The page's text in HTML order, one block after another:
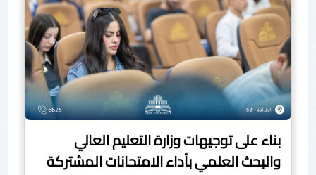
بناء على توجيهات وزارة التعليم العالي
والبحث العلمي بأداء الامتحانات المشتركة